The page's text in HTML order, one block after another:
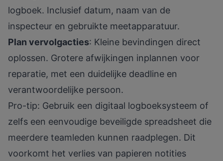
logboek. Inclusief datum, naam van de
inspecteur en gebruikte meetapparatuur.
Plan vervolgacties: Kleine bevindingen direct
oplossen. Grotere afwijkingen inplannen voor
reparatie, met een duidelijke deadline en
verantwoordelijke persoon.
Pro-tip: Gebruik een digitaal logboeksysteem of
zelfs een eenvoudige beveiligde spreadsheet die
meerdere teamleden kunnen raadplegen. Dit
voorkomt het verlies van papieren notities